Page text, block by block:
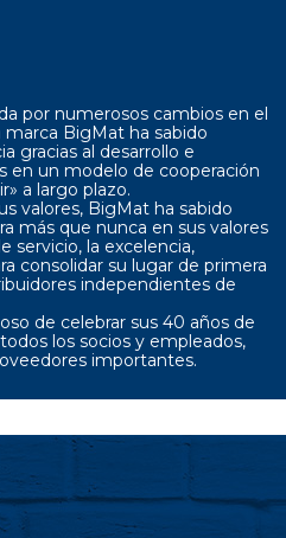
por numerosos cambios en el
BigMat ha sabido
gracias al desarrollo e
en un modelo de cooperación
a largo plazo.
valores, BigMat ha sabido
más que nunca en sus valores
servicio, la excelencia,
consolidar su lugar de primera
independientes de
de celebrar sus 40 años de
los socios y empleados,
importantes.